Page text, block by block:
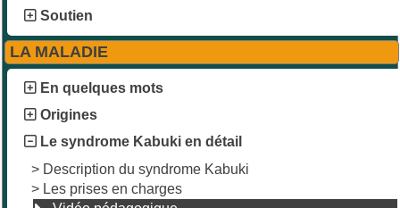
Soutien
LA MALADIE
En quelques mots
Origines
Le syndrome Kabuki en détail
> Description du syndrome Kabuki
> Les prises en charges